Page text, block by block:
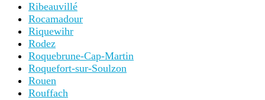
Ribeauvillé
Rocamadour
Riquewihr
Rodez
Roquebrune-Cap-Martin
Roquefort-sur-Soulzon
Rouen
Rouffach